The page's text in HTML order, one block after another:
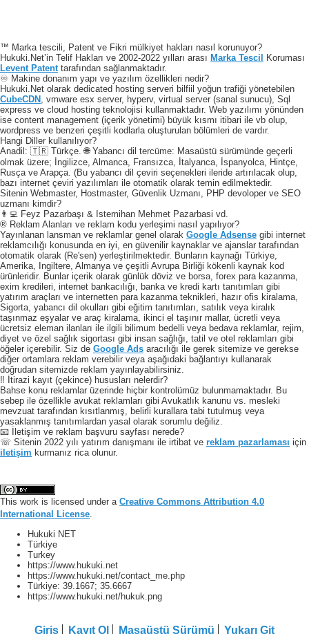
™ Marka tescili, Patent ve Fikri mülkiyet hakları nasıl korunuyor?
Hukuki.Net’in Telif Hakları ve 2002-2022 yılları arası Marka Tescil Koruması
Levent Patent tarafından sağlanmaktadır.
♾️ Makine donanım yapı ve yazılım özellikleri nedir?
Hukuki.Net olarak dedicated hosting serveri bilfiil yoğun trafiği yönetebilen
CubeCDN , vmware esx server, hyperv, virtual server (sanal sunucu), Sql
express ve cloud hosting teknolojisi kullanmaktadır. Web yazılımı yönünden
ise content management (içerik yönetimi) büyük kısmı itibari ile vb olup,
wordpress ve benzeri çeşitli kodlarla oluşturulan bölümleri de vardır.
Hangi Diller kullanılıyor?
Anadil: 🇹🇷 Türkçe. 🌐 Yabancı dil tercüme: Masaüstü sürümünde geçerli
olmak üzere; İngilizce, Almanca, Fransızca, İtalyanca, İspanyolca, Hintçe,
Rusça ve Arapça. (Bu yabancı dil çeviri seçenekleri ileride artırılacak olup,
bazı internet çeviri yazılımları ile otomatik olarak temin edilmektedir.
Sitenin Webmaster, Hostmaster, Güvenlik Uzmanı, PHP devoloper ve SEO
uzmanı kimdir?
👨‍💻 Feyz Pazarbaşı & Istemihan Mehmet Pazarbasi vd.
® Reklam Alanları ve reklam kodu yerleşimi nasıl yapılıyor?
Yayınlanan lansman ve reklamlar genel olarak Google Adsense gibi internet
reklamcılığı konusunda en iyi, en güvenilir kaynaklar ve ajanslar tarafından
otomatik olarak (Re'sen) yerleştirilmektedir. Bunların kaynağı Türkiye,
Amerika, Ingiltere, Almanya ve çeşitli Avrupa Birliği kökenli kaynak kod
ürünleridir. Bunlar içerik olarak günlük döviz ve borsa, forex para kazanma,
exim kredileri, internet bankacılığı, banka ve kredi kartı tanıtımları gibi
yatırım araçları ve internetten para kazanma teknikleri, hazır ofis kiralama,
Sigorta, yabancı dil okulları gibi eğitim tanıtımları, satılık veya kiralık
taşınmaz eşyalar ve araç kiralama, ikinci el taşınır mallar, ücretli veya
ücretsiz eleman ilanları ile ilgili bilimum bedelli veya bedava reklamlar, rejim,
diyet ve özel sağlık sigortası gibi insan sağlığı, tatil ve otel reklamları gibi
öğeler içerebilir. Siz de Google Ads aracılığı ile gerek sitemize ve gerekse
diğer ortamlara reklam verebilir veya aşağıdaki bağlantıyı kullanarak
doğrudan sitemizde reklam yayınlayabilirsiniz.
‼️ İtirazi kayıt (çekince) hususları nelerdir?
Bahse konu reklamlar üzerinde hiçbir kontrolümüz bulunmamaktadır. Bu
sebep ile özellikle avukat reklamları gibi Avukatlık kanunu vs. mesleki
mevzuat tarafından kısıtlanmış, belirli kurallara tabi tutulmuş veya
yasaklanmış tanıtımlardan yasal olarak sorumlu değiliz.
📧 İletişim ve reklam başvuru sayfası nerede?
☏ Sitenin 2022 yılı yatırım danışmanı ile irtibat ve reklam pazarlaması için
iletişim kurmanız rica olunur.
This work is licensed under a Creative Commons Attribution 4.0
International License
Hukuki NET
Türkiye
Turkey
https://www.hukuki.net
https://www.hukuki.net/contact_me.php
Türkiye: 39.1667; 35.6667
https://www.hukuki.net/hukuk.png
Giriş Kayıt Ol Masaüstü Sürümü Yukarı Git